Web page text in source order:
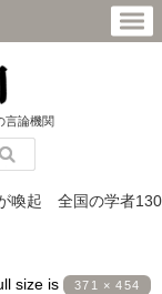
言論機関
喚起 全国の学者130
size is 371 × 454